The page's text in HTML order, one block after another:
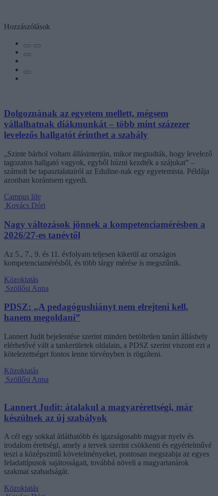
Hozzászólások
Dolgoznának az egyetem mellett, mégsem
vállalhatnak diákmunkát – több mint százezer
levelezős hallgatót érinthet a szabály
„Szinte bárhol voltam állásinterjún, mikor megtudták, hogy levelező
tagozatos hallgató vagyok, egyből húzni kezdték a szájukat” –
számolt be tapasztalatairól az Eduline-nak egy egyetemista. Példája
azonban korántsem egyedi.
Campus life
Kovács Dóri
Nagy változások jönnek a kompetenciamérésben a
2026/27-es tanévtől
Az 5., 7., 9. és 11. évfolyam teljesen kikerül az országos
kompetenciamérésből, és több tárgy mérése is megszűnik.
Közoktatás
Szöllősi Anna
PDSZ: „A pedagógushiányt nem elrejteni kell,
hanem megoldani”
Lannert Judit bejelentése szerint minden betöltetlen tanári álláshely
elérhetővé vált a tankerületek oldalain, a PDSZ szerint viszont ezt a
kötelezettséget fontos lenne törvényben is rögzíteni.
Közoktatás
Szöllősi Anna
Lannert Judit: átalakul a magyarérettségi, már
készülnek az új szabályok
A cél egy sokkal átláthatóbb és igazságosabb magyar nyelv és
irodalom érettségi, amely a tervek szerint csökkenti és egyértelművé
teszi a középszintű követelményeket, pontosan megszabja az egyes
feladattípusok sajátosságait, továbbá növeli a magyartanárok
szakmai szabadságát.
Közoktatás